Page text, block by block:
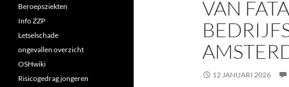
VAN
12 JANUARI 2026
Beroepsziekten
Info ZZP
Letselschade
ongevallen overzicht
OSHwiki
Risicogedrag jongeren